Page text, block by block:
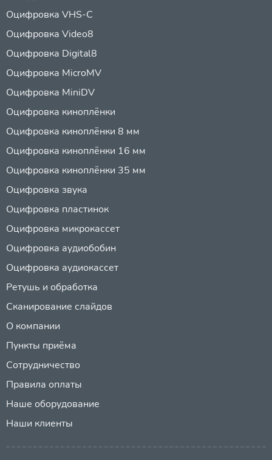
Оцифровка VHS-C
Оцифровка Video8
Оцифровка Digital8
Оцифровка MicroMV
Оцифровка MiniDV
Оцифровка киноплёнки
Оцифровка киноплёнки 8 мм
Оцифровка киноплёнки 16 мм
Оцифровка киноплёнки 35 мм
Оцифровка звука
Оцифровка пластинок
Оцифровка микрокассет
Оцифровка аудиобобин
Оцифровка аудиокассет
Ретушь и обработка
Сканирование слайдов
О компании
Пункты приёма
Сотрудничество
Правила оплаты
Наше оборудование
Наши клиенты